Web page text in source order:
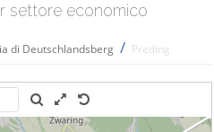
settore economico
di Deutschlandsberg / Preding